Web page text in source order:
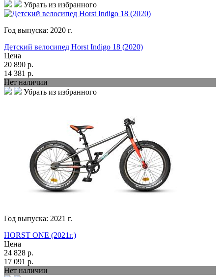
Убрать из избранного
Год выпуска: 2020 г.
Детский велосипед Horst Indigo 18 (2020)
Цена
20 890 р.
14 381 р.
Нет наличии
Убрать из избранного
Год выпуска: 2021 г.
HORST ONE (2021г.)
Цена
24 828 р.
17 091 р.
Нет наличии